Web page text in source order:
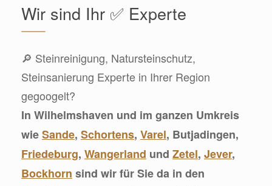
Wir sind Ihr ✅ Experte
🔎 Steinreinigung, Natursteinschutz,
Steinsanierung Experte in Ihrer Region
gegoogelt?
In Wilhelmshaven und im ganzen Umkreis
wieSande, Schortens, Varel, Butjadingen,
Friedeburg, Wangerland und Zetel, Jever,
Bockhorn sind wir für Sie da in den